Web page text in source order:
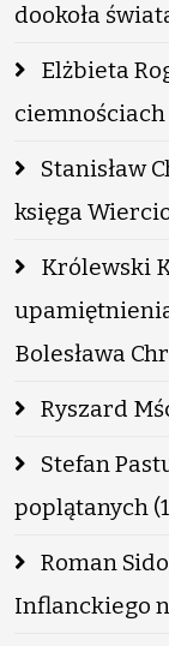
dookoła
Elżbieta
Stanisław
księga
Królewski
Bolesława
Ryszard
Stefan
poplątanych
Roman
Inflanckiego